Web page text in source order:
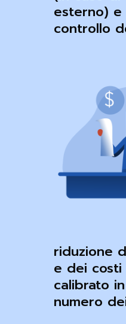
esterno)
controllo
riduzione
e dei
calibrato
numero